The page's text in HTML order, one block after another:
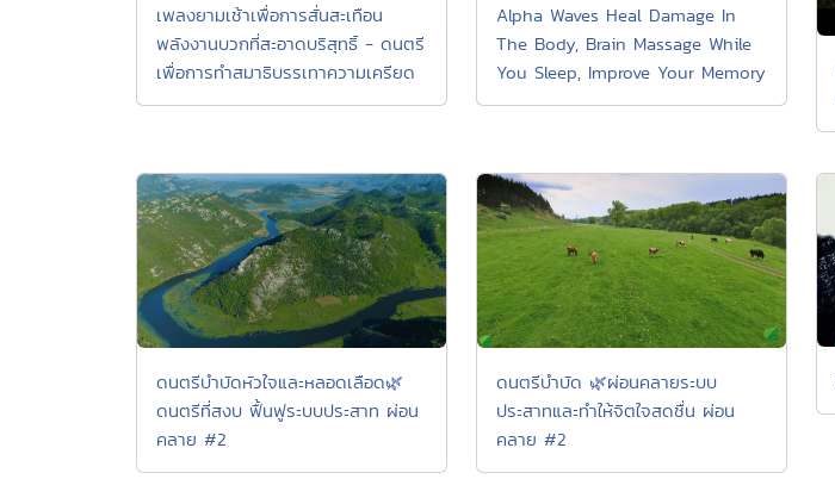
เพลงยามเช้าเพื่อการสั่นสะเทือน
พลังงานบวกที่สะอาดบริสุทธิ์ - ดนตรี
เพื่อการทำสมาธิบรรเทาความเครียด
Alpha Waves Heal Damage In
The Body, Brain Massage While
You Sleep, Improve Your Memory
ดนตรีบำบัดหัวใจและหลอดเลือด🌿
ดนตรีที่สงบ ฟื้นฟูระบบประสาท ผ่อน
คลาย #2
ดนตรีบำบัด 🌿ผ่อนคลายระบบ
ประสาทและทำให้จิตใจสดชื่น ผ่อน
คลาย #2